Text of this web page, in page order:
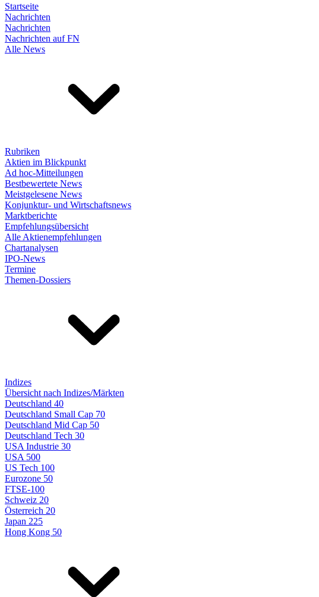
Startseite
Nachrichten
Nachrichten
Nachrichten auf FN
Alle News
Rubriken
Aktien im Blickpunkt
Ad hoc-Mitteilungen
Bestbewertete News
Meistgelesene News
Konjunktur- und Wirtschaftsnews
Marktberichte
Empfehlungsübersicht
Alle Aktienempfehlungen
Chartanalysen
IPO-News
Termine
Themen-Dossiers
Indizes
Übersicht nach Indizes/Märkten
Deutschland 40
Deutschland Small Cap 70
Deutschland Mid Cap 50
Deutschland Tech 30
USA Industrie 30
USA 500
US Tech 100
Eurozone 50
FTSE-100
Schweiz 20
Österreich 20
Japan 225
Hong Kong 50